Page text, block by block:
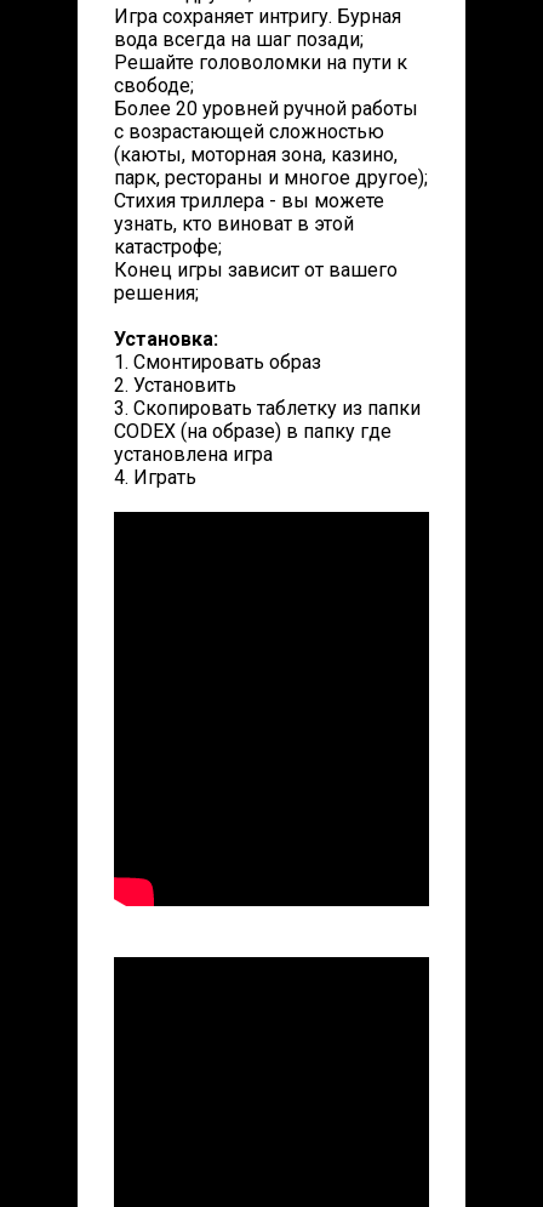
Игра сохраняет интригу. Бурная
вода всегда на шаг позади;
Решайте головоломки на пути к
свободе;
Более 20 уровней ручной работы
с возрастающей сложностью
(каюты, моторная зона, казино,
парк, рестораны и многое другое);
Стихия триллера - вы можете
узнать, кто виноват в этой
катастрофе;
Конец игры зависит от вашего
решения;
Установка:
1. Смонтировать образ
2. Установить
3. Скопировать таблетку из папки
CODEX (на образе) в папку где
установлена игра
4. Играть